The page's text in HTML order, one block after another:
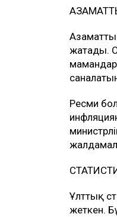
жатады.
Ресми
Ұлттық
жеткен.